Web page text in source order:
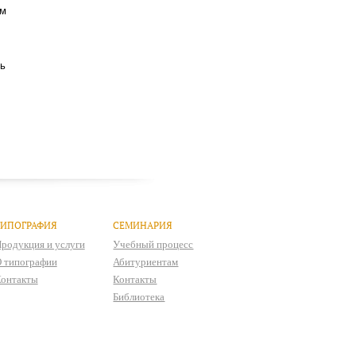
и услуги
типографии
СЕМИНАРИЯ
Учебный процесс
Абитуриентам
Контакты
Библиотека